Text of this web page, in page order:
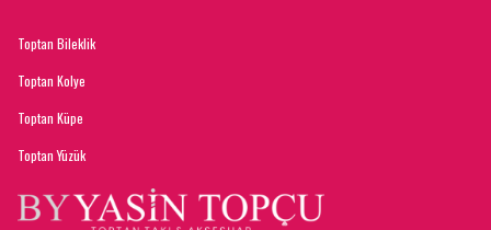
Toptan Bileklik
Toptan Kolye
Toptan Küpe
Toptan Yüzük